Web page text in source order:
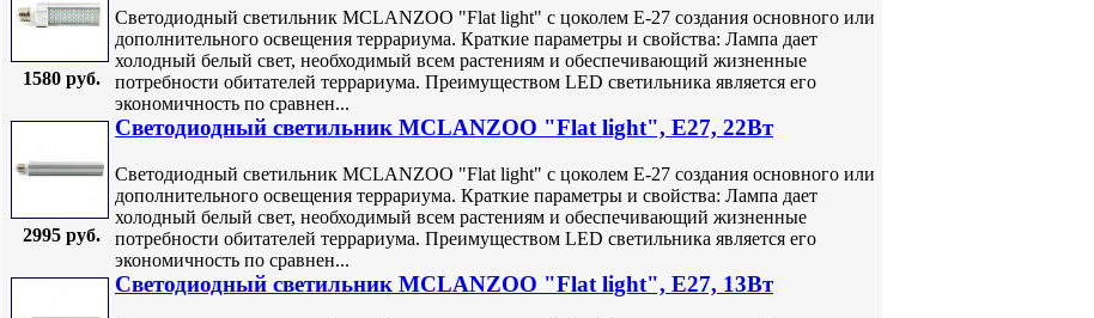
1580 руб.
Светодиодный светильник MCLANZOO "Flat light" с цоколем Е-27 создания основного или
дополнительного освещения террариума. Краткие параметры и свойства: Лампа дает
холодный белый свет, необходимый всем растениям и обеспечивающий жизненные
потребности обитателей террариума. Преимуществом LED светильника является его
экономичность по сравнен...
2995 руб.
Светодиодный светильник MCLANZOO "Flat light", Е27, 22Вт
Светодиодный светильник MCLANZOO "Flat light" с цоколем Е-27 создания основного или
дополнительного освещения террариума. Краткие параметры и свойства: Лампа дает
холодный белый свет, необходимый всем растениям и обеспечивающий жизненные
потребности обитателей террариума. Преимуществом LED светильника является его
экономичность по сравнен...
Светодиодный светильник MCLANZOO "Flat light", Е27, 13Вт